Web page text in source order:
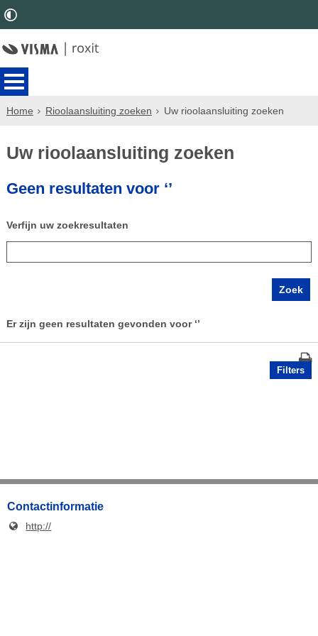
Home Rioolaansluiting zoeken Uw rioolaansluiting zoeken
Uw rioolaansluiting zoeken
Geen resultaten voor ‘’
Verfijn uw zoekresultaten
Er zijn geen resultaten gevonden voor ‘’
Filters
Contactinformatie
http://